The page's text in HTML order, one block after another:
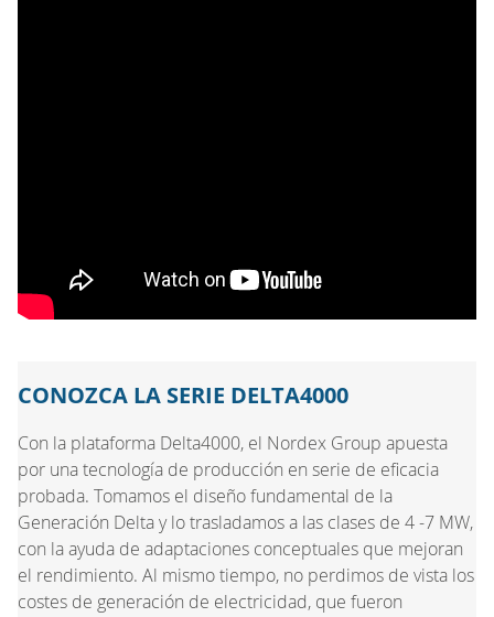
CONOZCA LA SERIE DELTA4000
Con la plataforma Delta4000, el Nordex Group apuesta
por una tecnología de producción en serie de eficacia
probada. Tomamos el diseño fundamental de la
Generación Delta y lo trasladamos a las clases de 4 -7 MW,
con la ayuda de adaptaciones conceptuales que mejoran
el rendimiento. Al mismo tiempo, no perdimos de vista los
costes de generación de electricidad, que fueron